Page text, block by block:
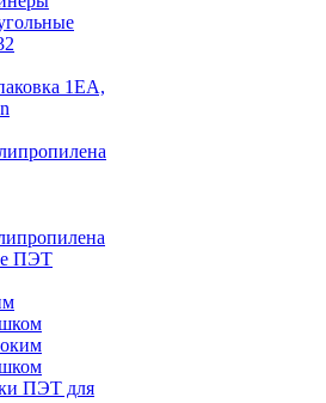
1ЕА,
ПЭТ
ПЭТ для